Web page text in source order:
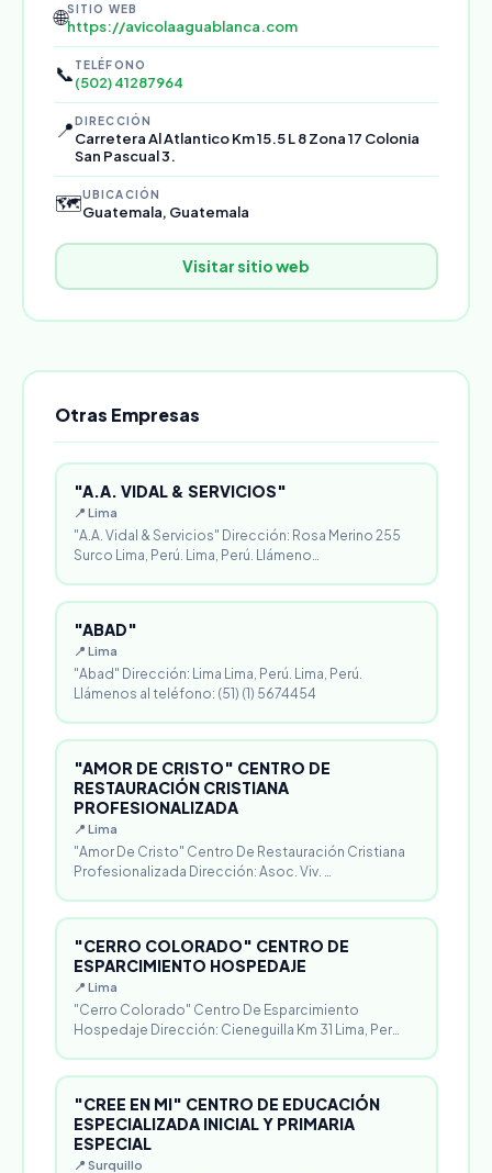
🌐SITIO WEB
https://avicolaaguablanca.com
📞 TELÉFONO
(502) 41287964
📍DIRECCIÓN
Carretera Al Atlantico Km 15.5 L 8 Zona 17 Colonia
San Pascual 3.
🗺️UBICACIÓN
Guatemala, Guatemala
Visitar sitio web
Otras Empresas
"A.A. VIDAL & SERVICIOS"
📍 Lima
"A.A. Vidal & Servicios" Dirección: Rosa Merino 255
Surco Lima, Perú. Lima, Perú. Llámeno…
"ABAD"
📍 Lima
"Abad" Dirección: Lima Lima, Perú. Lima, Perú.
Llámenos al teléfono: (51) (1) 5674454
"AMOR DE CRISTO" CENTRO DE
RESTAURACIÓN CRISTIANA
PROFESIONALIZADA
📍 Lima
"Amor De Cristo" Centro De Restauración Cristiana
Profesionalizada Dirección: Asoc. Viv. …
"CERRO COLORADO" CENTRO DE
ESPARCIMIENTO HOSPEDAJE
📍 Lima
"Cerro Colorado" Centro De Esparcimiento
Hospedaje Dirección: Cieneguilla Km 31 Lima, Per…
"CREE EN MI" CENTRO DE EDUCACIÓN
ESPECIALIZADA INICIAL Y PRIMARIA
ESPECIAL
📍 Surquillo